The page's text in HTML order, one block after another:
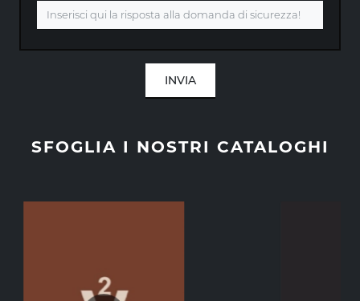
SFOGLIA I NOSTRI CATALOGHI
INVIA